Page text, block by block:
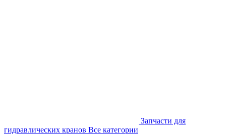
Запчасти для
гидравлических кранов Все категории